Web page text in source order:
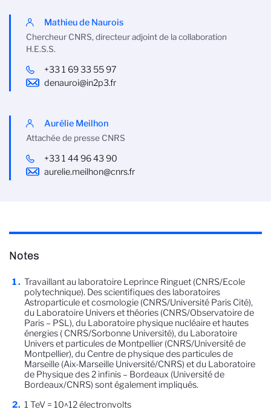
Mathieu de Naurois
Chercheur CNRS, directeur adjoint de la collaboration
H.E.S.S.
+33 1 69 33 55 97
denauroi@in2p3.fr
Aurélie Meilhon
Attachée de presse CNRS
+33 1 44 96 43 90
aurelie.meilhon@cnrs.fr
Notes
Travaillant au laboratoire Leprince Ringuet (CNRS/Ecole
polytechnique). Des scientifiques des laboratoires
Astroparticule et cosmologie (CNRS/Université Paris Cité),
du Laboratoire Univers et théories (CNRS/Observatoire de
Paris – PSL), du Laboratoire physique nucléaire et hautes
énergies ( CNRS/Sorbonne Université), du Laboratoire
Univers et particules de Montpellier (CNRS/Université de
Montpellier), du Centre de physique des particules de
Marseille (Aix-Marseille Université/CNRS) et du Laboratoire
de Physique des 2 infinis – Bordeaux (Université de
Bordeaux/CNRS) sont également impliqués.
1 TeV = 10^12 électronvolts